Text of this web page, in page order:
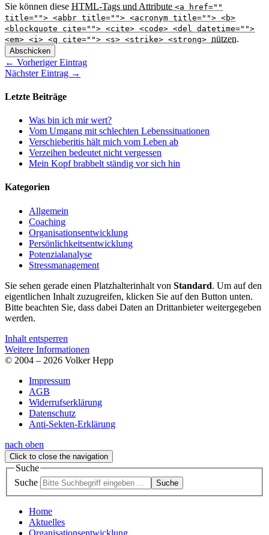
Sie können diese HTML-Tags und Attribute <a href=""
title=""> <abbr title=""> <acronym title=""> <b>
<blockquote cite=""> <cite> <code> <del datetime="">
<em> <i> <q cite=""> <s> <strike> <strong> nützen.
Abschicken
← Vorheriger Eintrag
Nächster Eintrag →
Letzte Beiträge
Was bin ich mir wert?
Vom Umgang mit schlechten Lebenssituationen
Verschieberitis hält mich vom Leben ab
Verzeihen bedeutet nicht vergessen
Mein Kopf brabbelt ständig vor sich hin
Kategorien
Allgemein
Coaching
Organisationsentwicklung
Persönlichkeitsentwicklung
Potenzialanalyse
Stressmanagement
Sie sehen gerade einen Platzhalterinhalt von Standard. Um auf den
eigentlichen Inhalt zuzugreifen, klicken Sie auf den Button unten.
Bitte beachten Sie, dass dabei Daten an Drittanbieter weitergegeben
werden.
Inhalt entsperren
Weitere Informationen
© 2004 – 2026 Volker Hepp
Impressum
AGB
Widerrufserklärung
Datenschutz
Anti-Sekten-Erklärung
nach oben
Click to close the navigation
Suche
Suche
Suche
Home
Aktuelles